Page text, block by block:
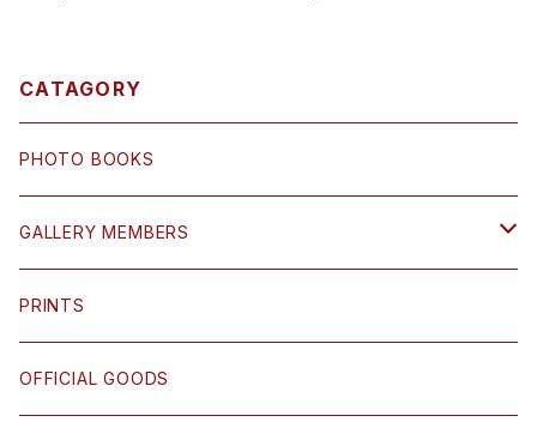
CATAGORY
PHOTO BOOKS
GALLERY MEMBERS
小島 三幸 Miyuki Ojima
鎌田 篤慎 Shigenori Kamata
PRINTS
OFFICIAL GOODS